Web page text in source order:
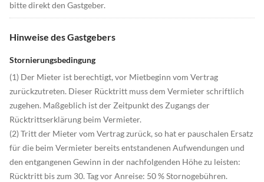
bitte direkt den Gastgeber.
Hinweise des Gastgebers
Stornierungsbedingung
(1) Der Mieter ist berechtigt, vor Mietbeginn vom Vertrag
zurückzutreten. Dieser Rücktritt muss dem Vermieter schriftlich
zugehen. Maßgeblich ist der Zeitpunkt des Zugangs der
Rücktrittserklärung beim Vermieter.
(2) Tritt der Mieter vom Vertrag zurück, so hat er pauschalen Ersatz
für die beim Vermieter bereits entstandenen Aufwendungen und
den entgangenen Gewinn in der nachfolgenden Höhe zu leisten:
Rücktritt bis zum 30. Tag vor Anreise: 50 % Stornogebühren.